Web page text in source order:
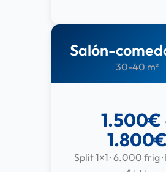
Salón-
30-40 m²
1.500€
Split 1×1 · 6.000 frig